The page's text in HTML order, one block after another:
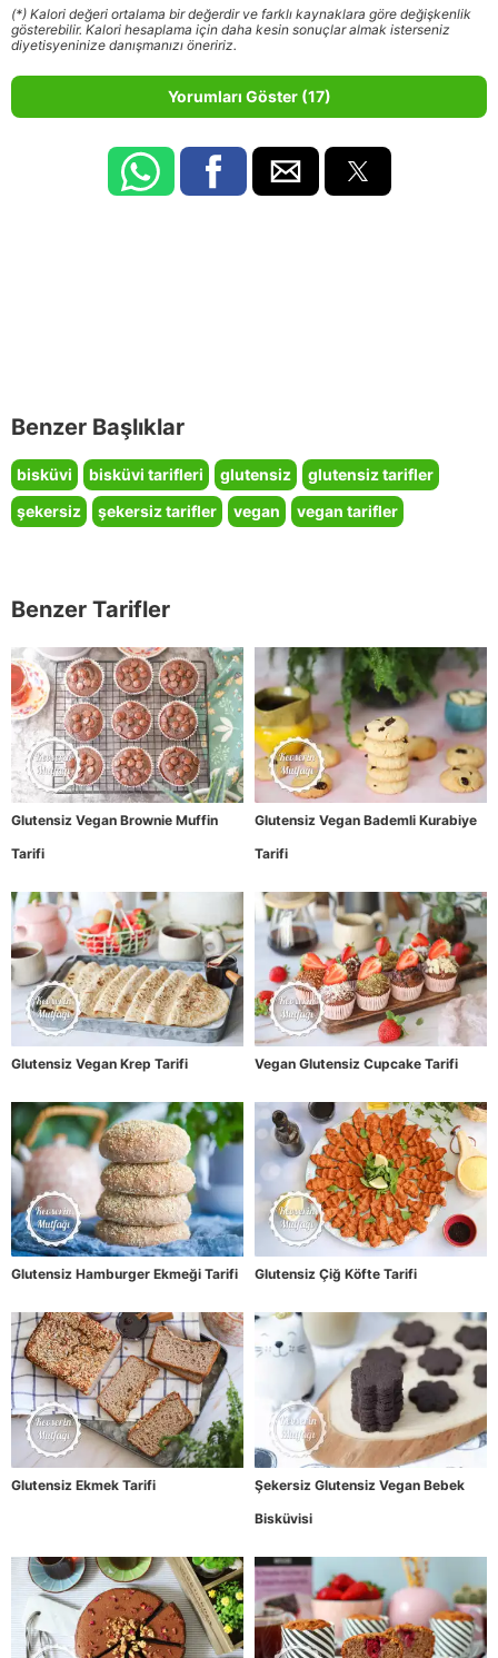
(*) Kalori değeri ortalama bir değerdir ve farklı kaynaklara göre değişkenlik
gösterebilir. Kalori hesaplama için daha kesin sonuçlar almak isterseniz
diyetisyeninize danışmanızı öneririz.
Yorumları Göster (17)
Benzer Başlıklar
bisküvi bisküvi tarifleri glutensiz
glutensiz tarifler
şekersiz
şekersiz tarifler vegan vegan tarifler
Benzer Tarifler
Glutensiz Vegan Brownie Muffin
Tarifi
Glutensiz Vegan Bademli Kurabiye
Tarifi
Glutensiz Vegan Krep Tarifi Vegan Glutensiz Cupcake Tarifi
Glutensiz Hamburger Ekmeği Tarifi Glutensiz Çiğ Köfte Tarifi
Glutensiz Ekmek Tarifi
Şekersiz Glutensiz Vegan Bebek
Bisküvisi